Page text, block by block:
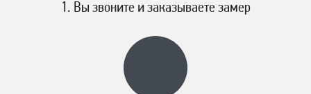
Вы звоните и заказываете замер